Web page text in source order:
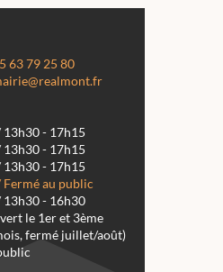
63 79 25 80
13h30 - 17h15
13h30 - 17h15
13h30 - 17h15
au public
13h30 - 16h30
le 1er et 3ème
fermé juillet/août)